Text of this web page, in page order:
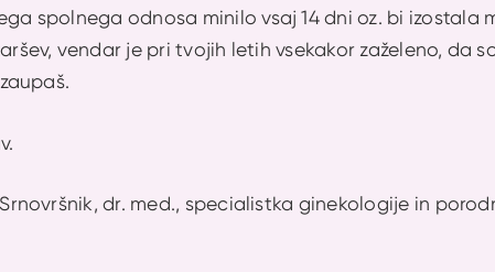
spolnega odnosa minilo vsaj 14 dni oz. bi
vendar je pri tvojih letih vsekakor zaželeno, da
dr. med., specialistka ginekologije in